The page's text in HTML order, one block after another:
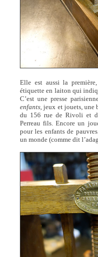
Elle est aussi la
étiquette en laiton qui
C’est une presse
enfants, jeux et jouets, une
du 156 rue de Rivoli et
Perreau fils. Encore un
pour les enfants de
un monde (comme dit